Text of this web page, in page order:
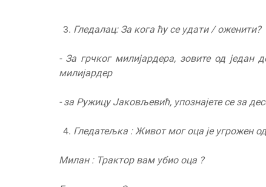
Гледалац: За кога ћу се удати/ оженити?
- За грчког милијардера, зовите од један
милијардер
- за Ружицу Јаковљевић, упознајете се за
Гледатељка : Живот мог оца је угрожен
Милан : Трактор вам убио оца ?